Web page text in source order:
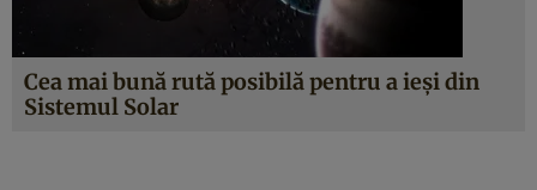
Cea mai bună rută posibilă pentru a ieși din
Sistemul Solar